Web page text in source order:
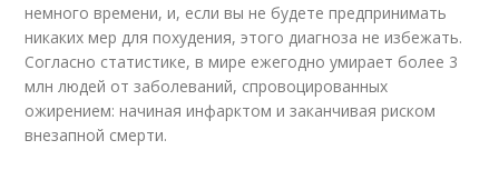
немного времени, и, если вы не будете предпринимать
никаких мер для похудения, этого диагноза не избежать.
Согласно статистике, в мире ежегодно умирает более 3
млн людей от заболеваний, спровоцированных
ожирением: начиная инфарктом и заканчивая риском
внезапной смерти.